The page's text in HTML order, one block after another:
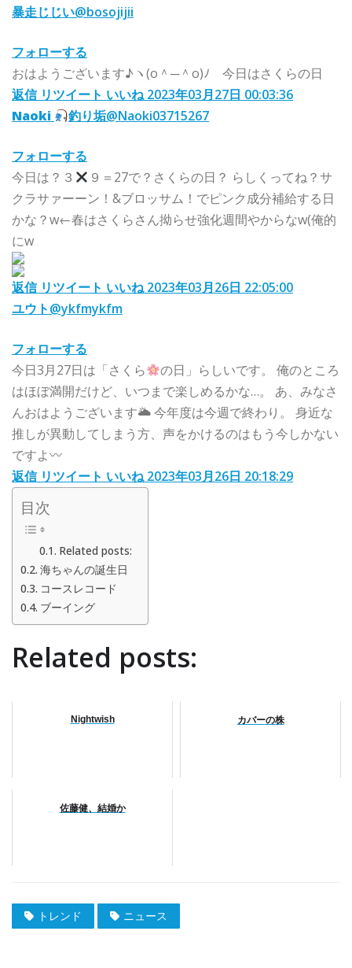
暴走じじい@bosojijii
フォローする
おはようございます♪ヽ(o＾─＾o)ﾉ 今日はさくらの日
返信 リツイート いいね 2023年03月27日 00:03:36
Naoki
釣り垢@Naoki03715267
フォローする
今日は？３
９＝27で？さくらの日？ らしくってね？サ
クラサァーーン！&ブロッサム！でピンク成分補給する日
かな？w←春はさくらさん拗らせ強化週間やからなw(俺的
にw
返信 リツイート いいね 2023年03月26日 22:05:00
ユウト@ykfmykfm
フォローする
今日3月27日は「さくら
の日」らしいです。 俺のところ
はほぼ満開だけど、いつまで楽しめるかな…。 あ、みなさ
んおはようございます🌥 今年度は今週で終わり。 身近な
推しが異動してしまう方、声をかけるのはもう今しかない
ですよ〰︎
返信 リツイート いいね 2023年03月26日 20:18:29
目次
Related posts:
海ちゃんの誕生日
コースレコード
ブーイング
Related posts:
Nightwish カバーの株
佐藤健、結婚か
トレンド ニュース